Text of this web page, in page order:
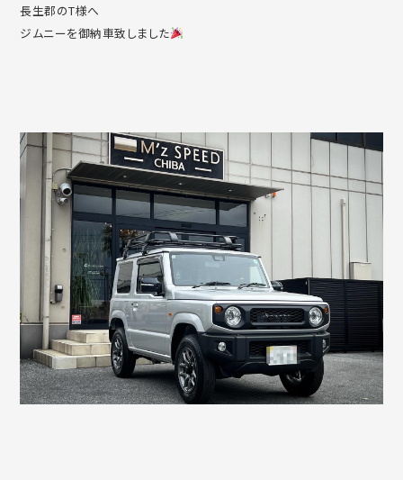
長生郡のT様へ
ジムニーを御納車致しました